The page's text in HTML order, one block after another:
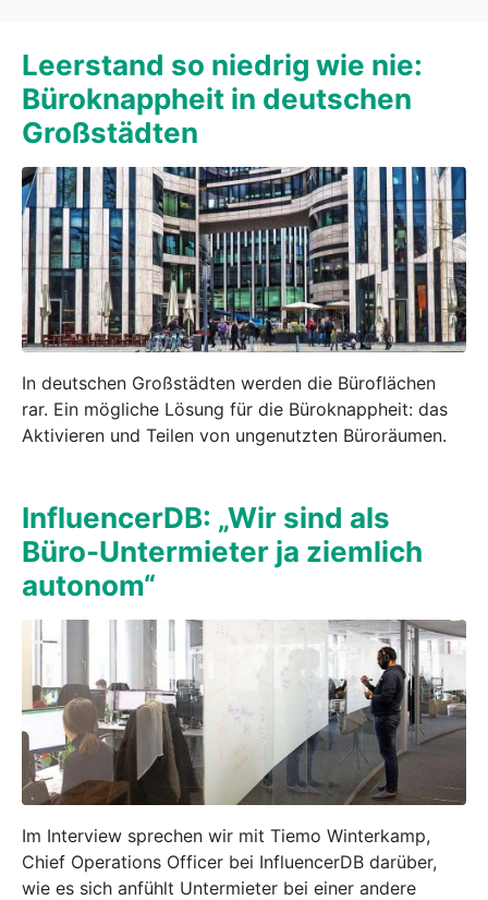
Leerstand so niedrig wie nie:
Büroknappheit in deutschen
Großstädten
In deutschen Großstädten werden die Büroflächen
rar. Ein mögliche Lösung für die Büroknappheit: das
Aktivieren und Teilen von ungenutzten Büroräumen.
InfluencerDB: „Wir sind als
Büro-Untermieter ja ziemlich
autonom“
Im Interview sprechen wir mit Tiemo Winterkamp,
Chief Operations Officer bei InfluencerDB darüber,
wie es sich anfühlt Untermieter bei einer andere